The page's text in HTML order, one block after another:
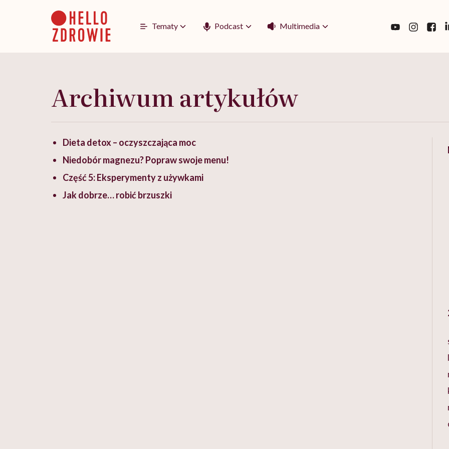
Tematy Podcast Multimedia
Archiwum artykułów
Dieta detox – oczyszczająca moc
Niedobór magnezu? Popraw swoje menu!
Część 5: Eksperymenty z używkami
Jak dobrze… robić brzuszki